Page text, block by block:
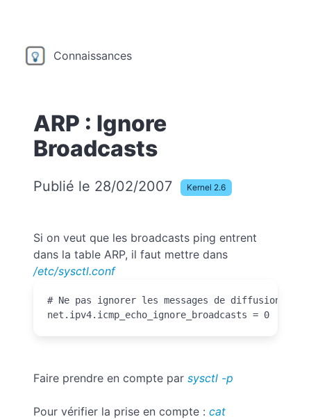
Connaissances
ARP : Ignore
Broadcasts
Publié le 28/02/2007 Kernel 2.6
Si on veut que les broadcasts ping entrent
dans la table ARP, il faut mettre dans
/etc/sysctl.conf
# Ne pas ignorer les messages de diffusion ICMP
net.ipv4.icmp_echo_ignore_broadcasts = 0
Faire prendre en compte par sysctl -p
Pour vérifier la prise en compte : cat